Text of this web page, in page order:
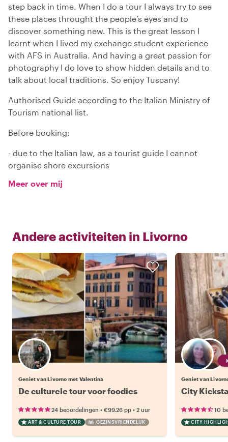
step back in time. When I do a tour I always try to see
these places throught the people’s eyes and to
discover something new. This is the great lesson I
learnt when I lived my exchange student experience
with AFS in Australia. And having a great passion for
photography I do love to show hidden details and to
talk about local traditions. So enjoy Tuscany!
Authorised Guide according to the Italian Ministry of
Tourism national list.
Before booking:
- due to the Italian law, as a tourist guide I cannot
organise shore excursions
Meer over mij
Andere activiteiten in Livorno
Geniet van Livorno met Valentina
De culturele tour voor foodies
24 beoordelingen • €99.26 pp • 2 uur
ART & CULTURE TOUR GEZINSVRIENDELIJK
Geniet van
City
10
CITY